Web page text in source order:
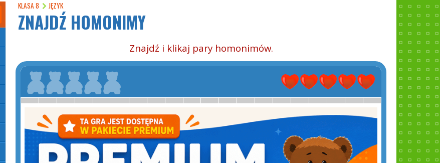
KLASA 8 JĘZYK
ZNAJDŹ HOMONIMY
Znajdź i klikaj pary homonimów.